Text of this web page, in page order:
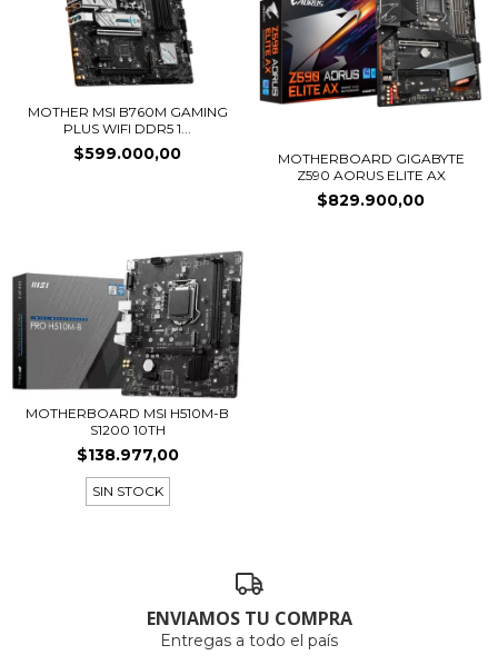
MOTHER MSI B760M GAMING
PLUS WIFI DDR5 1...
$599.000,00
MOTHERBOARD GIGABYTE
Z590 AORUS ELITE AX
$829.900,00
MOTHERBOARD MSI H510M-B
S1200 10TH
$138.977,00
SIN STOCK
ENVIAMOS TU COMPRA
Entregas a todo el país